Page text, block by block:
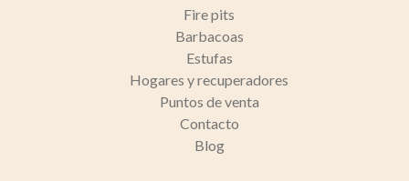
Fire pits
Barbacoas
Estufas
Hogares y recuperadores
Puntos de venta
Contacto
Blog